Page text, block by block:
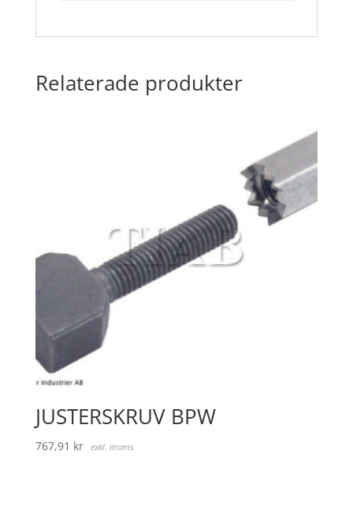
Relaterade produkter
JUSTERSKRUV BPW
767,91 kr exkl. moms